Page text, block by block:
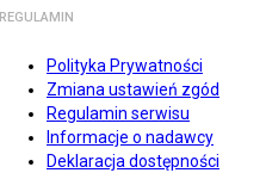
REGULAMIN
Polityka Prywatności
Zmiana ustawień zgód
Regulamin serwisu
Informacje o nadawcy
Deklaracja dostępności